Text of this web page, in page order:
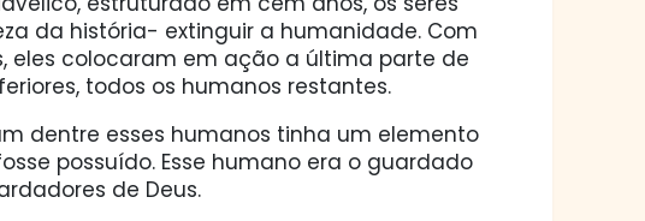
da história- extinguir a humanidade. Com
eles colocaram em ação a última parte de
todos os humanos restantes.
dentre esses humanos tinha um elemento
possuído. Esse humano era o guardado
de Deus.